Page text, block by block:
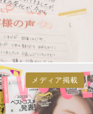
メディア掲載